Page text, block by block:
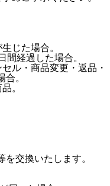
じた場合。
間経過した場合。
ル・商品変更・返品・
。
。
交換いたします。